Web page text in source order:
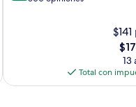
El
es
13
Total con